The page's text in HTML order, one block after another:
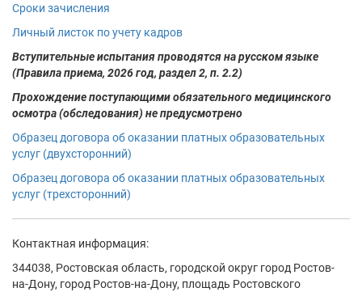
Сроки зачисления
Личный листок по учету кадров
Вступительные испытания проводятся на русском языке
(Правила приема, 2026 год, раздел 2, п. 2.2)
Прохождение поступающими обязательного медицинского
осмотра (обследования) не предусмотрено
Образец договора об оказании платных образовательных
услуг (двухсторонний)
Образец договора об оказании платных образовательных
услуг (трехсторонний)
Контактная информация:
344038, Ростовская область, городской округ город Ростов-
на-Дону, город Ростов-на-Дону, площадь Ростовского